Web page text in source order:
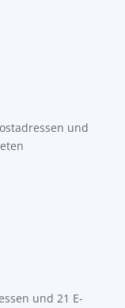
und
und 21 E-